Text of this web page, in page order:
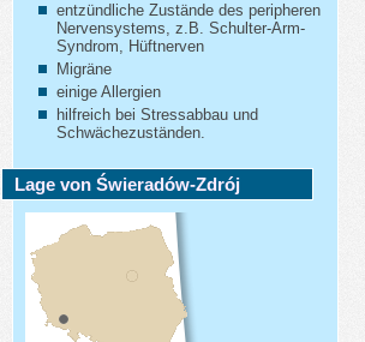
entzündliche Zustände des peripheren
Nervensystems, z.B. Schulter-Arm-
Syndrom, Hüftnerven
Migräne
einige Allergien
hilfreich bei Stressabbau und
Schwächezuständen.
Lage von Świeradów-Zdrój